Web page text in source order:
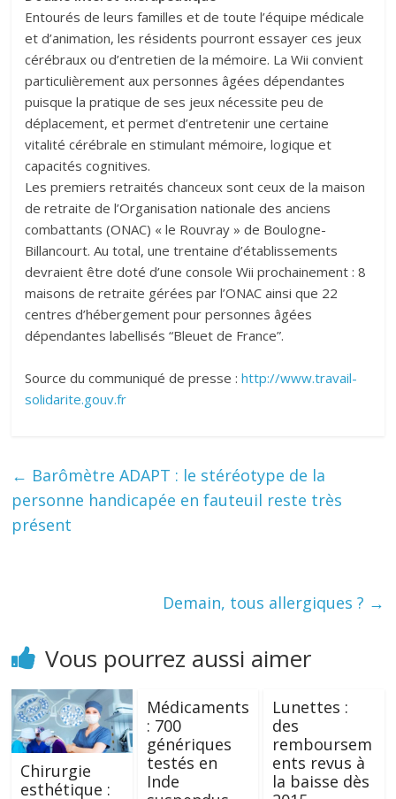
Entourés de leurs familles et de toute l’équipe médicale
et d’animation, les résidents pourront essayer ces jeux
cérébraux ou d’entretien de la mémoire. La Wii convient
particulièrement aux personnes âgées dépendantes
puisque la pratique de ses jeux nécessite peu de
déplacement, et permet d’entretenir une certaine
vitalité cérébrale en stimulant mémoire, logique et
capacités cognitives.
Les premiers retraités chanceux sont ceux de la maison
de retraite de l’Organisation nationale des anciens
combattants (ONAC) « le Rouvray » de Boulogne-
Billancourt. Au total, une trentaine d’établissements
devraient être doté d’une console Wii prochainement : 8
maisons de retraite gérées par l’ONAC ainsi que 22
centres d’hébergement pour personnes âgées
dépendantes labellisés “Bleuet de France”.
Source du communiqué de presse :http://www.travail-
solidarite.gouv.fr
← Barômètre ADAPT : le stéréotype de la
personne handicapée en fauteuil reste très
présent
Demain, tous allergiques ? →
Vous pourrez aussi aimer
Chirurgie
esthétique :
Médicaments
: 700
génériques
testés en
Inde
Lunettes :
des
remboursem
ents revus à
la baisse dès